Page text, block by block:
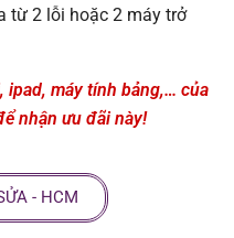
từ 2 lỗi hoặc 2 máy trở
ipad, máy tính bảng,… của
nhận ưu đãi này!
- HCM